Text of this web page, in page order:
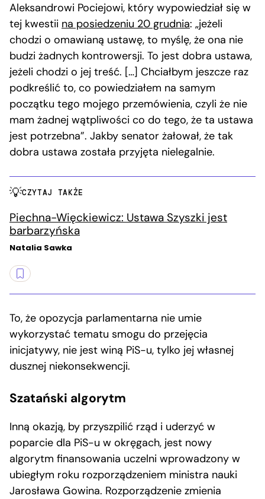
Aleksandrowi Pociejowi, który wypowiedział się w
tej kwestii na posiedzeniu 20 grudnia: „jeżeli
chodzi o omawianą ustawę, to myślę, że ona nie
budzi żadnych kontrowersji. To jest dobra ustawa,
jeżeli chodzi o jej treść. […] Chciałbym jeszcze raz
podkreślić to, co powiedziałem na samym
początku tego mojego przemówienia, czyli że nie
mam żadnej wątpliwości co do tego, że ta ustawa
jest potrzebna”. Jakby senator żałował, że tak
dobra ustawa została przyjęta nielegalnie.
CZYTAJ TAKŻE
Piechna-Więckiewicz: Ustawa Szyszki jest
barbarzyńska
Natalia Sawka
To, że opozycja parlamentarna nie umie
wykorzystać tematu smogu do przejęcia
inicjatywy, nie jest winą PiS-u, tylko jej własnej
dusznej niekonsekwencji.
Szatański algorytm
Inną okazją, by przyszpilić rząd i uderzyć w
poparcie dla PiS-u w okręgach, jest nowy
algorytm finansowania uczelni wprowadzony w
ubiegłym roku rozporządzeniem ministra nauki
Jarosława Gowina. Rozporządzenie zmienia